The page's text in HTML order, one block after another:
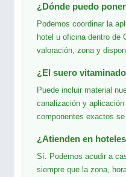
¿Dónde puedo
Podemos coordinar la
hotel u oficina dentro de
valoración, zona y
¿El suero
Puede incluir material
canalización y
componentes exactos
¿Atienden en
Sí. Podemos acudir a
siempre que la zona,